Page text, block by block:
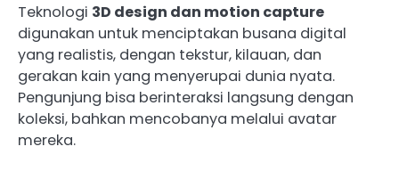
Teknologi 3D design dan motion capture
digunakan untuk menciptakan busana digital
yang realistis, dengan tekstur, kilauan, dan
gerakan kain yang menyerupai dunia nyata.
Pengunjung bisa berinteraksi langsung dengan
koleksi, bahkan mencobanya melalui avatar
mereka.